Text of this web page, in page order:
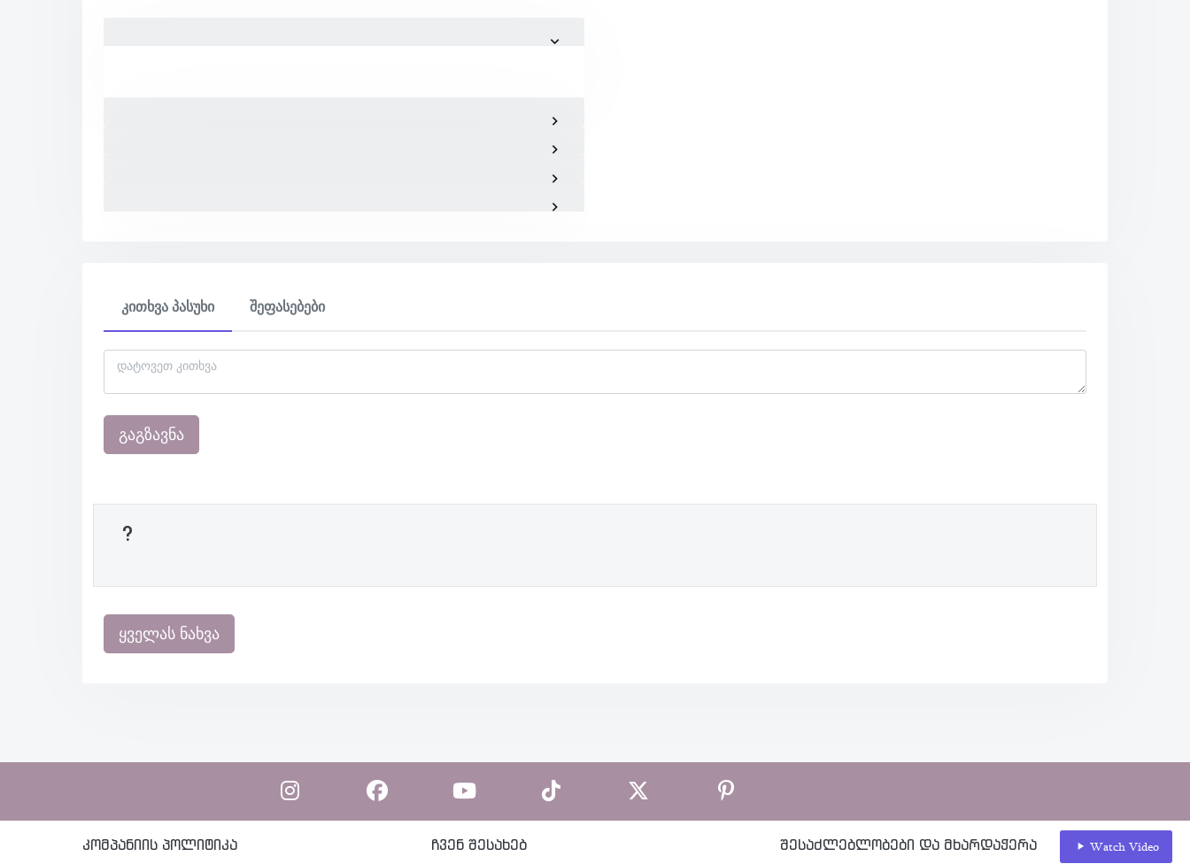
კითხვა პასუხი შეფასებები
გაგზავნა
?
ყველას ნახვა
კომპანიის პოლიტიკა
ჩვენ შესახებ
შესაძლებლობები და მხარდაჭერა
Watch Video